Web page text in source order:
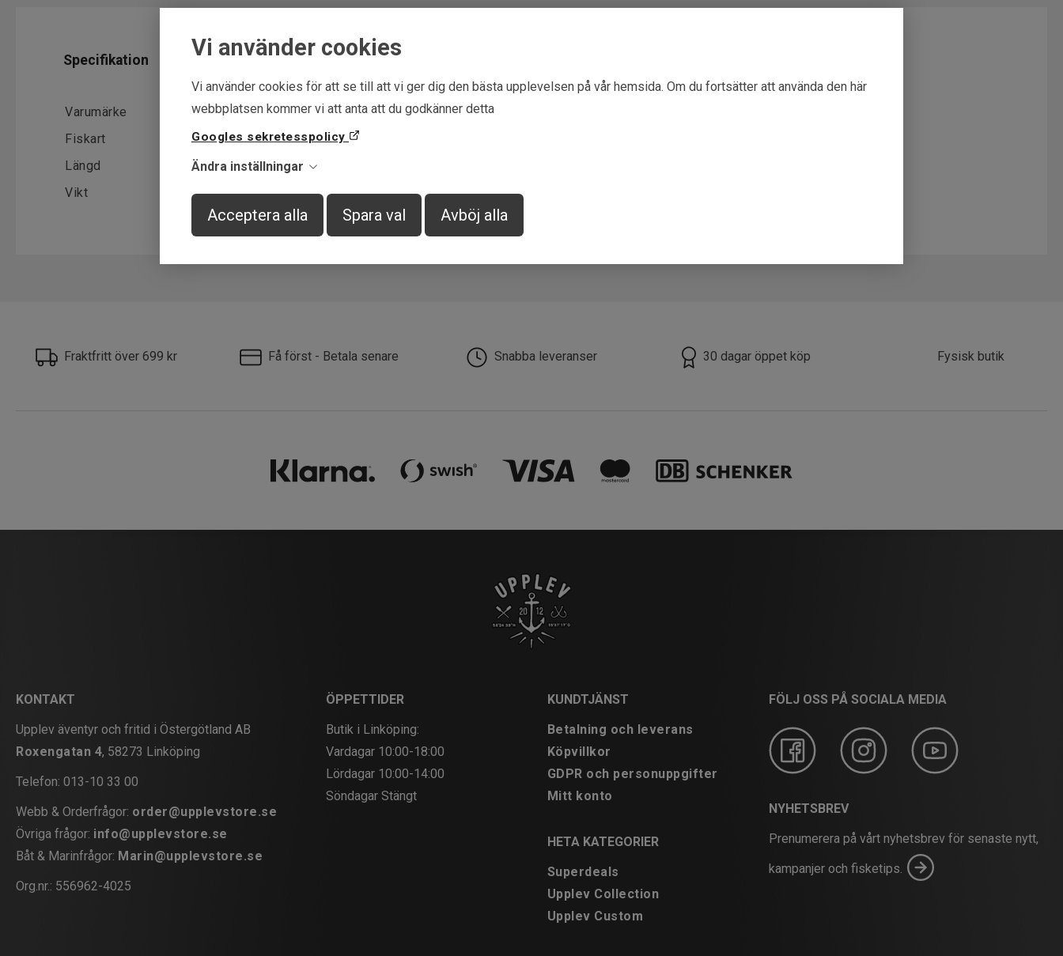
Vi använder cookies
Vi använder cookies för att se till att vi ger dig den bästa upplevelsen på vår hemsida. Om du fortsätter att använda den här
webbplatsen kommer vi att anta att du godkänner detta
Googles sekretesspolicy
Ändra inställningar
Acceptera alla Spara val Avböj alla
Specifikation
Varumärke
Armada
Fiskart
Abborre, Gädda, Gös
Längd
8-10cm
Vikt
6-10g
Fraktfritt över 699 kr Få först - Betala senare Snabba leveranser 30 dagar öppet köp Fysisk butik
KONTAKT
Upplev äventyr och fritid i Östergötland AB
Roxengatan 4, 58273 Linköping
Telefon: 013-10 33 00
Webb & Orderfrågor: order@upplevstore.se
Övriga frågor: info@upplevstore.se
Båt & Marinfrågor: Marin@upplevstore.se
Org.nr.: 556962-4025
ÖPPETTIDER
Butik i Linköping:
Vardagar 10:00-18:00
Lördagar 10:00-14:00
Söndagar Stängt
KUNDTJÄNST
Betalning och leverans
Köpvillkor
GDPR och personuppgifter
Mitt konto
HETA KATEGORIER
Superdeals
Upplev Collection
Upplev Custom
FÖLJ OSS PÅ SOCIALA MEDIA
NYHETSBREV
Prenumerera på vårt nyhetsbrev för senaste nytt,
kampanjer och fisketips.